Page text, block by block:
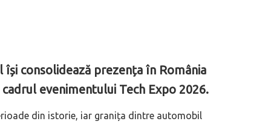
consolidează prezența în România
evenimentului Tech Expo 2026.
din istorie, iar granița dintre automobil